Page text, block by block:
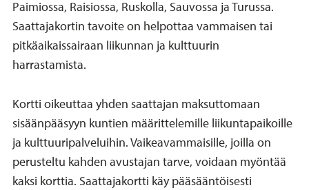
Paimiossa, Raisiossa, Ruskolla, Sauvossa ja Turussa.
Saattajakortin tavoite on helpottaa vammaisen tai
pitkäaikaissairaan liikunnan ja kulttuurin
harrastamista.
Kortti oikeuttaa yhden saattajan maksuttomaan
sisäänpääsyyn kuntien määrittelemille liikuntapaikoille
ja kulttuuripalveluihin. Vaikeavammaisille, joilla on
perusteltu kahden avustajan tarve, voidaan myöntää
kaksi korttia. Saattajakortti käy pääsääntöisesti